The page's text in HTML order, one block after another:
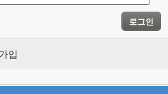
로그인
입